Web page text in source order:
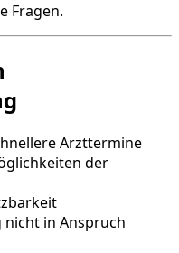
Fragen.
Arzttermine
der
in Anspruch